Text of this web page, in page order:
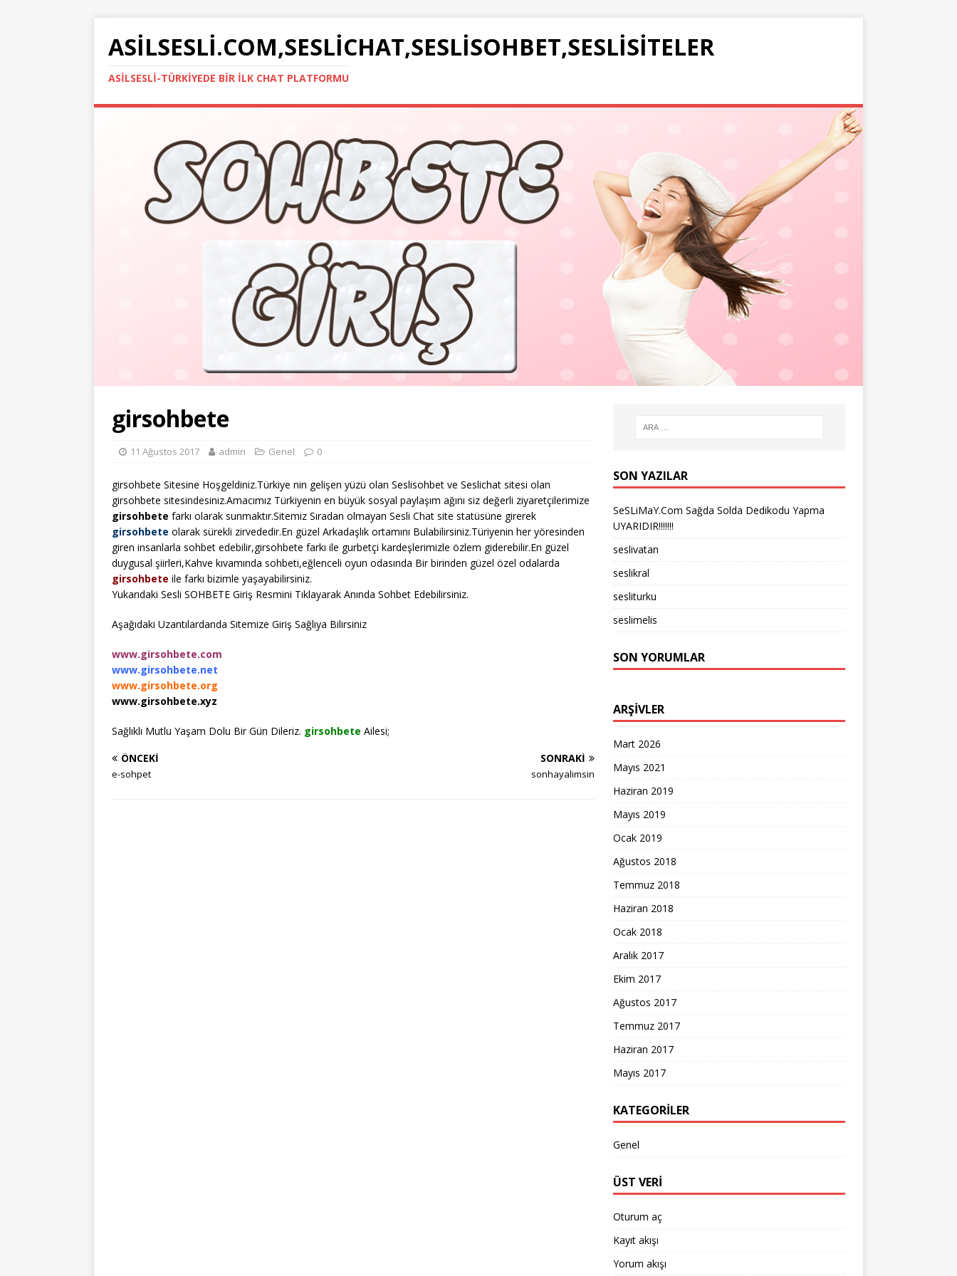
ASILSESLI.COM,SESLICHAT,SESLISOHBET,SESLISITELER
ASILSESLI-TÜRKIYEDE BIR İLK CHAT PLATFORMU
girsohbete
11 Ağustos 2017 admin Genel 0
girsohbete Sitesine Hoşgeldiniz.Türkiye nin gelişen yüzü olan Seslisohbet ve Seslichat sitesi olan
girsohbete sitesindesiniz.Amacımız Türkiyenin en büyük sosyal paylaşım ağını siz değerli ziyaretçilerimize
girsohbete farkı olarak sunmaktır.Sitemiz Sıradan olmayan Sesli Chat site statüsüne girerek
girsohbete olarak sürekli zirvededir.En güzel Arkadaşlık ortamını Bulabilirsiniz.Türiyenin her yöresinden
giren insanlarla sohbet edebilir,girsohbete farkı ile gurbetçi kardeşlerimizle özlem giderebilir.En güzel
duygusal şiirleri,Kahve kıvamında sohbeti,eğlenceli oyun odasında Bir birinden güzel özel odalarda
girsohbete ile farkı bizimle yaşayabilirsiniz.
Yukarıdaki Sesli SOHBETE Giriş Resmini Tıklayarak Anında Sohbet Edebilirsiniz.
Aşağıdaki Uzantılardanda Sitemize Giriş Sağlıya Bilirsiniz
www.girsohbete.com
www.girsohbete.net
www.girsohbete.org
www.girsohbete.xyz
Sağlıklı Mutlu Yaşam Dolu Bir Gün Dileriz. girsohbete Ailesi;
ÖNCEKI
e-sohpet
SONRAKI
sonhayalimsin
SON YAZILAR
SeSLiMaY.Com Sağda Solda Dedikodu Yapma
UYARIDIR!!!!!!!
seslivatan
seslikral
sesliturku
seslimelis
SON YORUMLAR
ARŞIVLER
Mart 2026
Mayıs 2021
Haziran 2019
Mayıs 2019
Ocak 2019
Ağustos 2018
Temmuz 2018
Haziran 2018
Ocak 2018
Aralık 2017
Ekim 2017
Ağustos 2017
Temmuz 2017
Haziran 2017
Mayıs 2017
KATEGORILER
Genel
ÜST VERI
Oturum aç
Kayıt akışı
Yorum akışı